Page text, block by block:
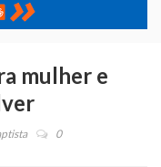
mulher e
0